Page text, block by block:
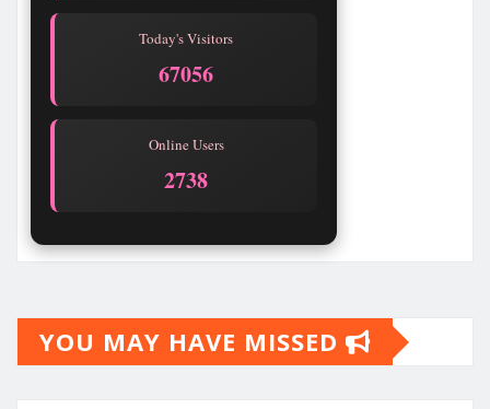
Today's Visitors
67056
Online Users
2738
YOU MAY HAVE MISSED